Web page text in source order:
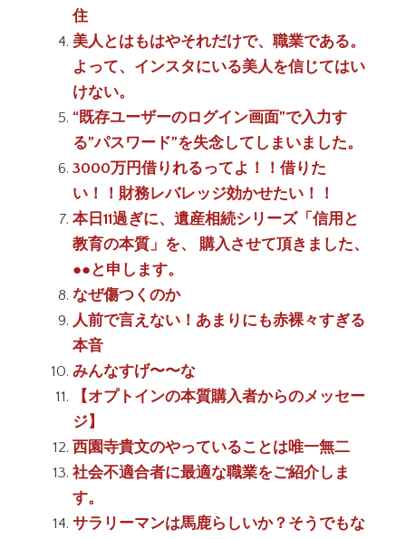
住
美人とはもはやそれだけで、職業である。
よって、インスタにいる美人を信じてはい
けない。
“既存ユーザーのログイン画面”で入力す
る”パスワード”を失念してしまいました。
3000万円借りれるってよ！！借りた
い！！財務レバレッジ効かせたい！！
本日11過ぎに、遺産相続シリーズ「信用と
教育の本質」を、 購入させて頂きました、
●●と申します。
なぜ傷つくのか
人前で言えない！あまりにも赤裸々すぎる
本音
みんなすげ〜〜な
【オプトインの本質購入者からのメッセー
ジ】
西園寺貴文のやっていることは唯一無二
社会不適合者に最適な職業をご紹介しま
す。
サラリーマンは馬鹿らしいか？そうでもな